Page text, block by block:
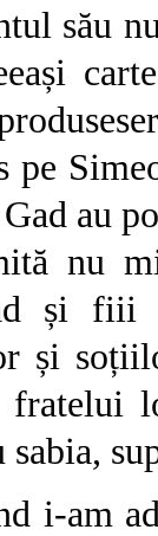
său
pe
au
nu
și fiii
și
sabia,
i-am